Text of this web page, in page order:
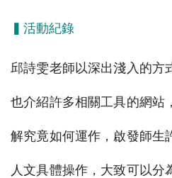
▍活動紀錄
邱詩雯老師以深出淺入的方
也介紹許多相關工具的網站
解究竟如何運作，啟發師生
人文具體操作，大致可以分